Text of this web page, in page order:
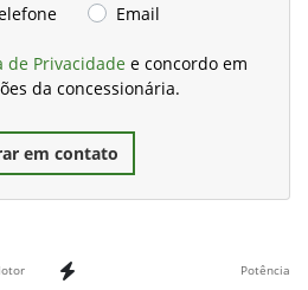
Email
de Privacidade e concordo em
da concessionária.
em contato
Potência